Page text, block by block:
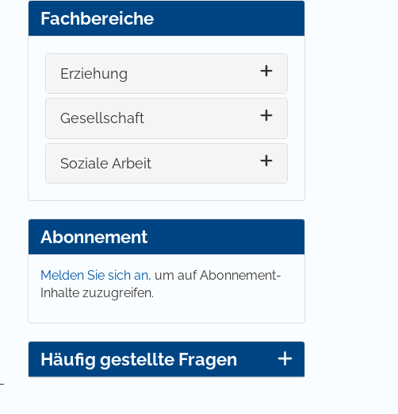
Fachbereiche
Erziehung
Gesellschaft
Soziale Arbeit
Abonnement
Melden Sie sich an, um auf Abonnement-
Inhalte zuzugreifen.
Häufig gestellte Fragen